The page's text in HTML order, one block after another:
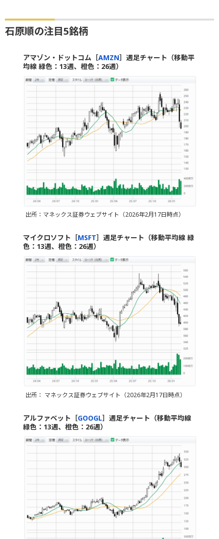
石原順の注目5銘柄
アマゾン・ドットコム［AMZN］週足チャート（移動平
均線 緑色：13週、橙色：26週）
出所：マネックス証券ウェブサイト（2026年2月17日時点）
マイクロソフト［MSFT］週足チャート（移動平均線 緑
色：13週、橙色：26週）
出所： マネックス証券ウェブサイト（2026年2月17日時点）
アルファベット［GOOGL］週足チャート（移動平均線
緑色：13週、橙色：26週）